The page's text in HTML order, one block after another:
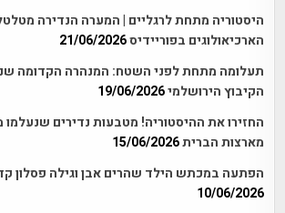
היסטוריה מתחת לרגליים | המערה הנדירה
הארכיאולוגים בפוריידיס21/06/2026
תעלומה מתחת לפני השטח: המנהרה הקדומה
הקיבוץ הירושלמי19/06/2026
החזירו את ההיסטוריה! מטבעות נדירים
מארצות הברית15/06/2026
הפתעה במכתש הילד שהרים אבן וגילה פסלון קדום בן
10/06/2026